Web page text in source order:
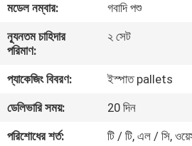
কারখানা
ভ্রমণ
মান
নিয়ন্ত্রণ
মডেল নম্বার:
গবাদি পশু
ন্যূনতম চাহিদার
পরিমাণ:
২ সেট
প্যাকেজিং বিবরণ:
ইস্পাত pallets
ডেলিভারি সময়:
20 দিন
পরিশোধের শর্ত:
টি / টি, এল / সি,